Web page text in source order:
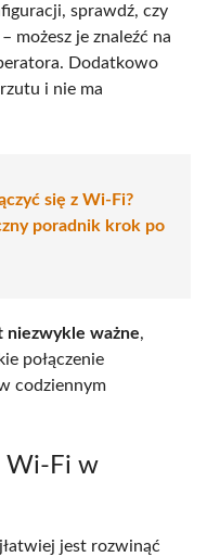
sprawdź, czy
możesz je znaleźć na
Dodatkowo
i nie ma
się z Wi-Fi?
poradnik krok po
niezwykle ważne,
połączenie
codziennym
Wi-Fi w
jest rozwinąć